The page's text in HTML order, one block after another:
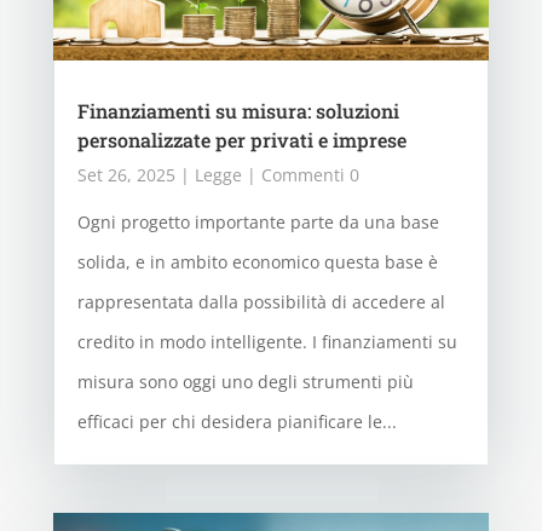
Finanziamenti su misura: soluzioni
personalizzate per privati e imprese
Set 26, 2025 | Legge | Commenti 0
Ogni progetto importante parte da una base
solida, e in ambito economico questa base è
rappresentata dalla possibilità di accedere al
credito in modo intelligente. I finanziamenti su
misura sono oggi uno degli strumenti più
efficaci per chi desidera pianificare le...